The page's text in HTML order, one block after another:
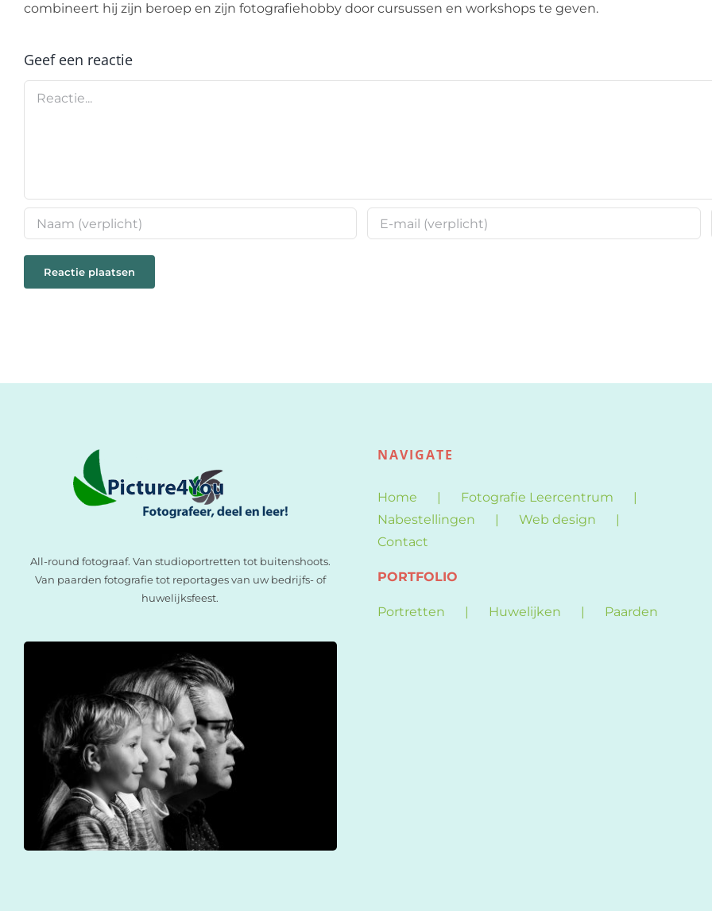
combineert hij zijn beroep en zijn fotografiehobby door cursussen en workshops te geven.
Geef een reactie
Reactie
All-round fotograaf. Van studioportretten tot buitenshoots.
Van paarden fotografie tot reportages van uw bedrijfs- of
huwelijksfeest.
NAVIGATE
Home
Fotografie Leercentrum
Nabestellingen
Web design
Contact
PORTFOLIO
Portretten Huwelijken Paarden